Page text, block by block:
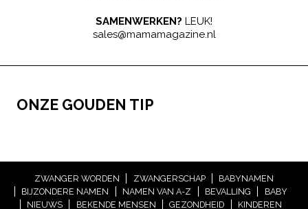
SAMENWERKEN? LEUK!
sales@mamamagazine.nl
ONZE GOUDEN TIP
ZWANGER WORDEN ZWANGERSCHAP
BABYNAMEN
BIJZONDERE NAMEN
NAMEN VAN A-Z BEVALLING
BABY
NIEUWS
BEKENDE MENSEN GEZONDHEID KINDEREN